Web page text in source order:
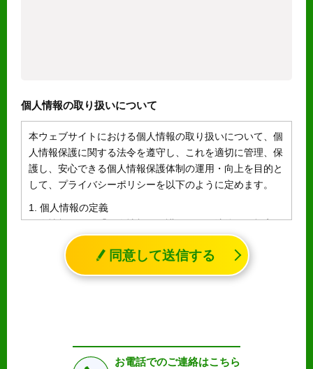
個人情報の取り扱いについて
本ウェブサイトにおける個人情報の取り扱いについて、個
人情報保護に関する法令を遵守し、これを適切に管理、保
護し、安心できる個人情報保護体制の運用・向上を目的と
して、プライバシーポリシーを以下のように定めます。
1. 個人情報の定義
個人情報とは、「個人情報の保護に関する法律」に規定さ
れる生存する個人に関する情報であって、氏名、生年月日
その他の記述等により特定の個人を識別することができる
情報（個人識別情報）を指します。
同意して送信する
お電話でのご連絡はこちら